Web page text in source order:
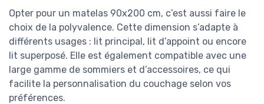
Opter pour un matelas 90x200 cm, c’est aussi faire le
choix de la polyvalence. Cette dimension s’adapte à
différents usages : lit principal, lit d’appoint ou encore
lit superposé. Elle est également compatible avec une
large gamme de sommiers et d’accessoires, ce qui
facilite la personnalisation du couchage selon vos
préférences.